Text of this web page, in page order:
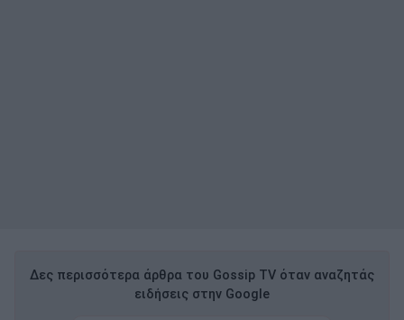
Δες περισσότερα άρθρα του Gossip TV όταν αναζητάς
ειδήσεις στην Google